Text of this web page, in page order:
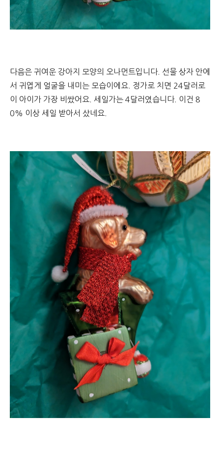
다음은 귀여운 강아지 모양의 오나먼트입니다. 선물 상자 안에
서 귀엽게 얼굴을 내미는 모습이에요. 정가로 치면 24달러로
이 아이가 가장 비쌌어요. 세일가는 4달러였습니다. 이건 8
0% 이상 세일 받아서 샀네요.